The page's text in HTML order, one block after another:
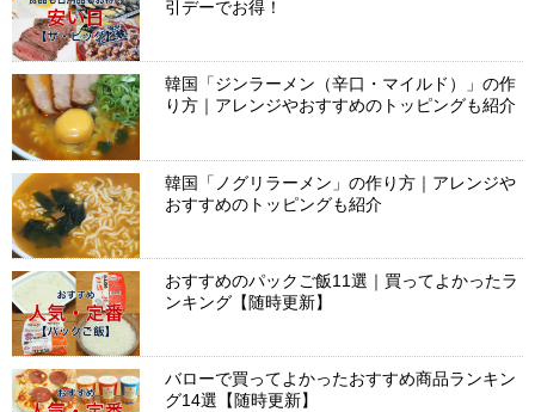
引デーでお得！
韓国「ジンラーメン（辛口・マイルド）」の作
り方｜アレンジやおすすめのトッピングも紹介
韓国「ノグリラーメン」の作り方｜アレンジや
おすすめのトッピングも紹介
おすすめのパックご飯11選｜買ってよかったラ
ンキング【随時更新】
バローで買ってよかったおすすめ商品ランキン
グ14選【随時更新】